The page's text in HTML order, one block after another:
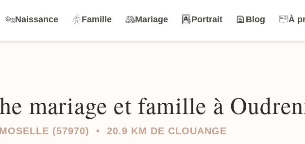
Naissance Famille Mariage Portrait Blog À
mariage et famille à
MOSELLE (57970) • 20.9 KM DE CLOUANGE